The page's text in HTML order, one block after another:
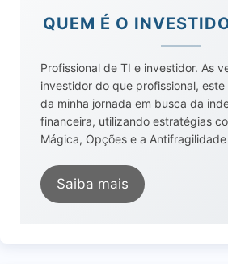
QUEM É O
Profissional de TI e investidor. As
investidor do que profissional,
da minha jornada em busca da
financeira, utilizando estratégias
Mágica, Opções e a
Saiba mais